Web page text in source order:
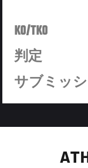
KO/TKO
判定
サブミッ